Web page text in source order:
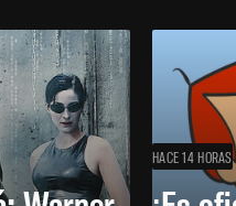
HACE 14 HORAS